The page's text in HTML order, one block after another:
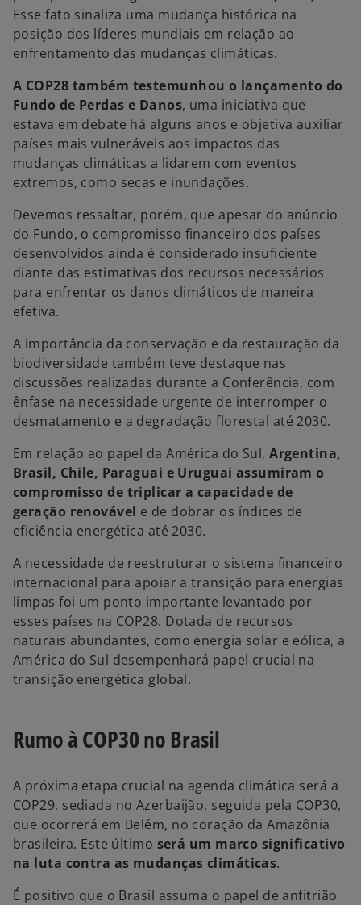
o
v
a
g
u
a
Esse fato sinaliza uma mudança histórica na
posição dos líderes mundiais em relação ao
enfrentamento das mudanças climáticas.
A COP28 também testemunhou o lançamento do
Fundo de Perdas e Danos, uma iniciativa que
estava em debate há alguns anos e objetiva auxiliar
países mais vulneráveis aos impactos das
mudanças climáticas a lidarem com eventos
extremos, como secas e inundações.
Devemos ressaltar, porém, que apesar do anúncio
do Fundo, o compromisso financeiro dos países
desenvolvidos ainda é considerado insuficiente
diante das estimativas dos recursos necessários
para enfrentar os danos climáticos de maneira
efetiva.
A importância da conservação e da restauração da
biodiversidade também teve destaque nas
discussões realizadas durante a Conferência, com
ênfase na necessidade urgente de interromper o
desmatamento e a degradação florestal até 2030.
Em relação ao papel da América do Sul,Argentina,
Brasil, Chile, Paraguai e Uruguai assumiram o
compromisso de triplicar a capacidade de
geração renovável e de dobrar os índices de
eficiência energética até 2030.
A necessidade de reestruturar o sistema financeiro
internacional para apoiar a transição para energias
limpas foi um ponto importante levantado por
esses países na COP28. Dotada de recursos
naturais abundantes, como energia solar e eólica, a
América do Sul desempenhará papel crucial na
transição energética global.
Rumo à COP30 no Brasil
A próxima etapa crucial na agenda climática será a
COP29, sediada no Azerbaijão, seguida pela COP30,
que ocorrerá em Belém, no coração da Amazônia
brasileira. Este último será um marco significativo
na luta contra as mudanças climáticas.
É positivo que o Brasil assuma o papel de anfitrião